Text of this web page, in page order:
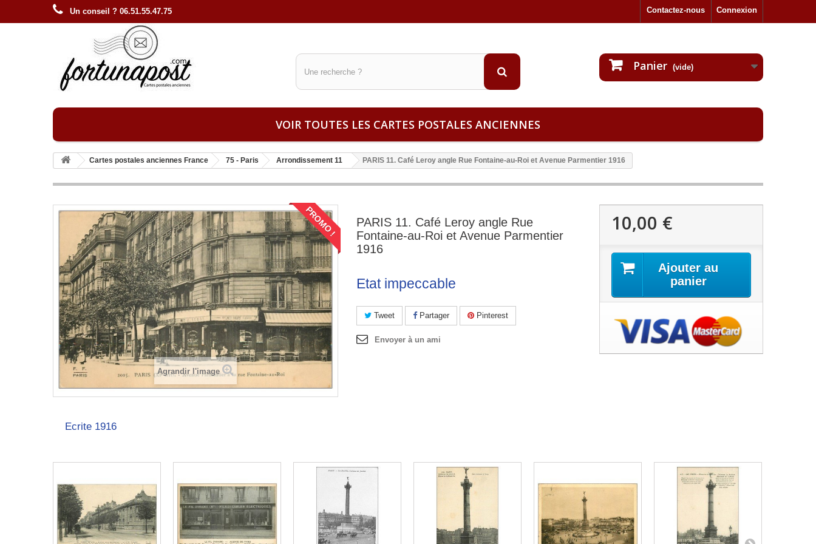
Connexion
Contactez-nous
Un conseil ? 06.51.55.47.75
Panier (vide)
VOIR TOUTES LES CARTES POSTALES ANCIENNES
Cartes postales anciennes France 75 - Paris Arrondissement 11 PARIS 11. Café Leroy angle Rue Fontaine-au-Roi et Avenue Parmentier 1916
PROMO !
Agrandir l'image
PARIS 11. Café Leroy angle Rue
Fontaine-au-Roi et Avenue Parmentier
1916
Etat impeccable
Tweet Partager Pinterest
Envoyer à un ami
10,00 €
Ajouter au
panier
Ecrite 1916